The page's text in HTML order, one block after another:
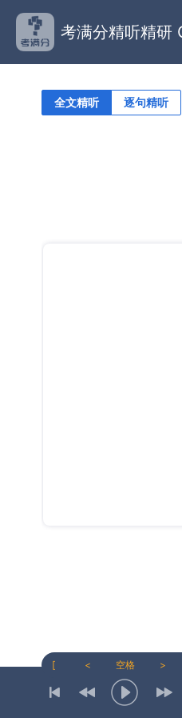
考满分精听精
全文精听 逐句精听
[ < 空格 >